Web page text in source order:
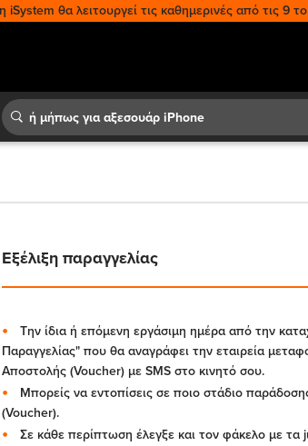
θα λειτουργεί τις καθημερινές από τις
Εξέλιξη παραγγελίας
Την ίδια ή επόμενη εργάσιμη ημέρα από την
Παραγγελίας" που θα αναγράφει την εταιρεία
Αποστολής (Voucher) με SMS στο κινητό σου.
Μπορείς να εντοπίσεις σε ποιο στάδιο
(Voucher).
Σε κάθε περίπτωση έλεγξε και τον φάκελο με